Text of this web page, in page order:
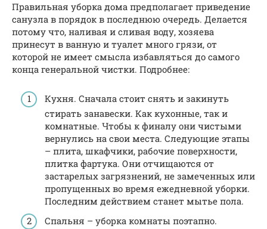
Правильная уборка дома предполагает приведение
санузла в порядок в последнюю очередь. Делается
потому что, наливая и сливая воду, хозяева
принесут в ванную и туалет много грязи, от
которой не имеет смысла избавляться до самого
конца генеральной чистки. Подробнее:
Кухня. Сначала стоит снять и закинуть
стирать занавески. Как кухонные, так и
комнатные. Чтобы к финалу они чистыми
вернулись на свои места. Следующие этапы
– плита, шкафчики, рабочие поверхности,
плитка фартука. Они отчищаются от
застарелых загрязнений, не замеченных или
пропущенных во время ежедневной уборки.
Последним действием станет мытье пола.
Спальня – уборка комнаты поэтапно.